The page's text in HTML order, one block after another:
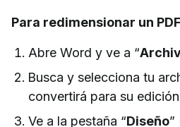
Para redimensionar un
Abre Word y ve a “
Busca y selecciona tu
convertirá para su
Ve a la pestaña “Diseño”